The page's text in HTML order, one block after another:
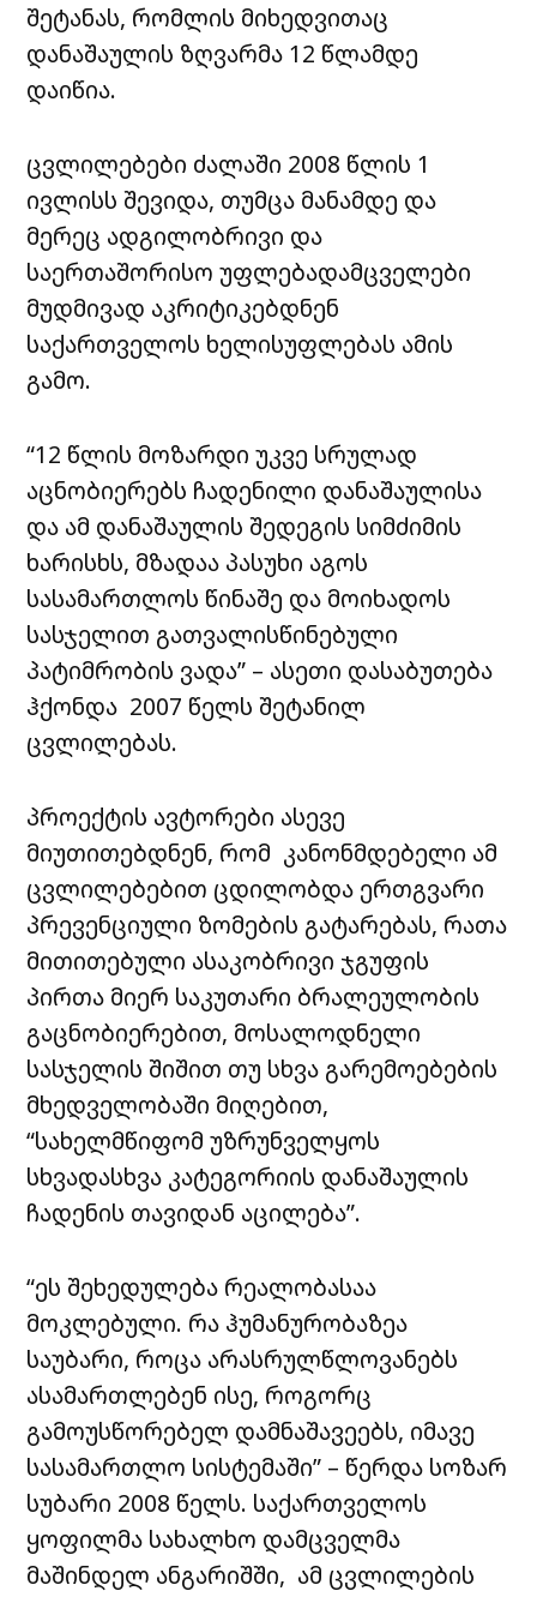
შეტანას, რომლის მიხედვითაც
დანაშაულის ზღვარმა 12 წლამდე
დაიწია.
ცვლილებები ძალაში 2008 წლის 1
ივლისს შევიდა, თუმცა მანამდე და
მერეც ადგილობრივი და
საერთაშორისო უფლებადამცველები
მუდმივად აკრიტიკებდნენ
საქართველოს ხელისუფლებას ამის
გამო.
“12 წლის მოზარდი უკვე სრულად
აცნობიერებს ჩადენილი დანაშაულისა
და ამ დანაშაულის შედეგის სიმძიმის
ხარისხს, მზადაა პასუხი აგოს
სასამართლოს წინაშე და მოიხადოს
სასჯელით გათვალისწინებული
პატიმრობის ვადა” – ასეთი დასაბუთება
ჰქონდა 2007 წელს შეტანილ
ცვლილებას.
პროექტის ავტორები ასევე
მიუთითებდნენ, რომ კანონმდებელი ამ
ცვლილებებით ცდილობდა ერთგვარი
პრევენციული ზომების გატარებას, რათა
მითითებული ასაკობრივი ჯგუფის
პირთა მიერ საკუთარი ბრალეულობის
გაცნობიერებით, მოსალოდნელი
სასჯელის შიშით თუ სხვა გარემოებების
მხედველობაში მიღებით,
“სახელმწიფომ უზრუნველყოს
სხვადასხვა კატეგორიის დანაშაულის
ჩადენის თავიდან აცილება”.
“ეს შეხედულება რეალობასაა
მოკლებული. რა ჰუმანურობაზეა
საუბარი, როცა არასრულწლოვანებს
ასამართლებენ ისე, როგორც
გამოუსწორებელ დამნაშავეებს, იმავე
სასამართლო სისტემაში” – წერდა სოზარ
სუბარი 2008 წელს. საქართველოს
ყოფილმა სახალხო დამცველმა
მაშინდელ ანგარიშში, ამ ცვლილების